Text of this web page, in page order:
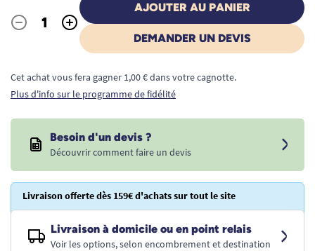
Quantité
- +
AJOUTER AU PANIER
DEMANDER UN DEVIS
Cet achat vous fera gagner 1,00 € dans votre cagnotte.
Plus d'info sur le programme de fidélité
Besoin d'un devis ?
Découvrir comment faire un devis
Livraison offerte dès 159€ d'achats sur tout le site
Livraison à domicile ou en point relais
Voir les options, selon encombrement et destination